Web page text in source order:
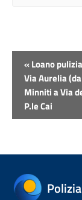
Evento
«Loano
Via Aurelia
Minniti a Via
P.le Cai